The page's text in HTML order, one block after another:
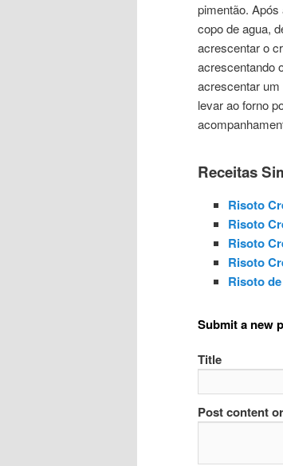
pimentão.
copo de agua,
acrescentar o
acrescentando
acrescentar um
levar ao forno
Receitas
Risoto
Risoto
Risoto
Risoto
Risoto
Submit a new
Title
Post content